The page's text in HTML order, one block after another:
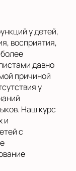
у детей,
восприятия,
давно
причиной
у
Наш курс
и
с